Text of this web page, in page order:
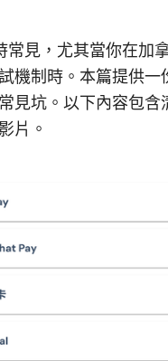
見，尤其當你在加
機制時。本篇提供一
見坑。以下內容包含
片。